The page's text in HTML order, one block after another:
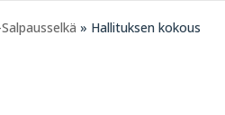
» Hallituksen kokous